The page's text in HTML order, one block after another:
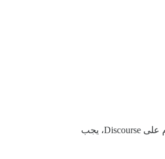
Publishing، جرب استخدام اسم مستخدم نظام Discourse. ما لم تقم بتعديل اسم هذا المستخدم على Discourse، يجب